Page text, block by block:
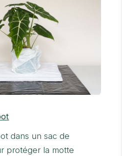
dans un sac de
protéger la motte